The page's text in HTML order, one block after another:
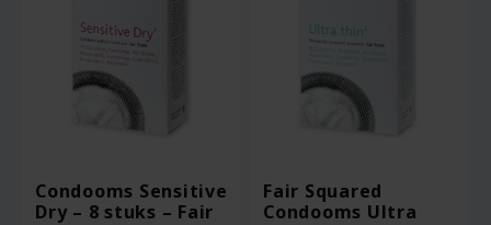
Condooms Sensitive
Dry – 8 stuks – Fair
Fair Squared
Condooms Ultra